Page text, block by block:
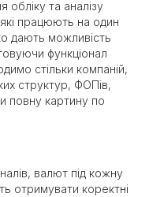
та аналізу
які працюють на один
дають можливість
функціонал
стільки компаній,
структур, ФОПів,
повну картину по
валют під кожну
отримувати коректні